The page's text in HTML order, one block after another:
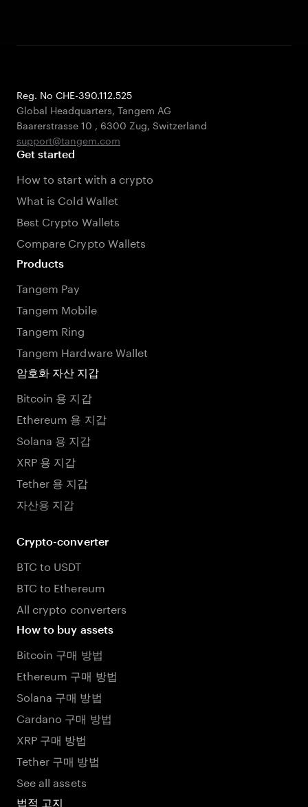
Reg. No CHE-390.112.525
Global Headquarters, Tangem AG
Baarerstrasse 10 , 6300 Zug, Switzerland
support@tangem.com
Get started
How to start with a crypto
What is Cold Wallet
Best Crypto Wallets
Compare Crypto Wallets
Products
Tangem Pay
Tangem Mobile
Tangem Ring
Tangem Hardware Wallet
암호화 자산 지갑
Bitcoin 용 지갑
Ethereum 용 지갑
Solana 용 지갑
XRP 용 지갑
Tether 용 지갑
자산용 지갑
Crypto-converter
BTC to USDT
BTC to Ethereum
All crypto converters
How to buy assets
Bitcoin 구매 방법
Ethereum 구매 방법
Solana 구매 방법
Cardano 구매 방법
XRP 구매 방법
Tether 구매 방법
See all assets
법적 고지